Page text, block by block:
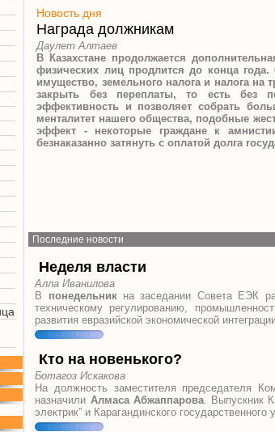
Новость дня
Награда должникам
Даулет Алтаев
В Казахстане продолжается
физических лиц продлится до конца
имущество, земельного налога и налога на
закрыть без переплаты, то есть без
эффективность и позволяет собрать
менталитет нашего общества, подобные
эффект - некоторые граждане к
безнаказанно затянуть с оплатой долга
Последние новости
Неделя власти
Алла Иванилова
В понедельникна заседании Совета ЕЭК
техническому регулированию,
развития евразийской экономической
Кто на новенького?
Ботагоз Искакова
На должность заместителя председателя
назначили Алмаса Абжаппарова. Выпускник
электрик” и Карагандинского